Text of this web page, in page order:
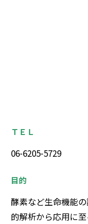
ＴＥＬ
06-6205-5729
目的
酵素など生命機能
的解析から応用に